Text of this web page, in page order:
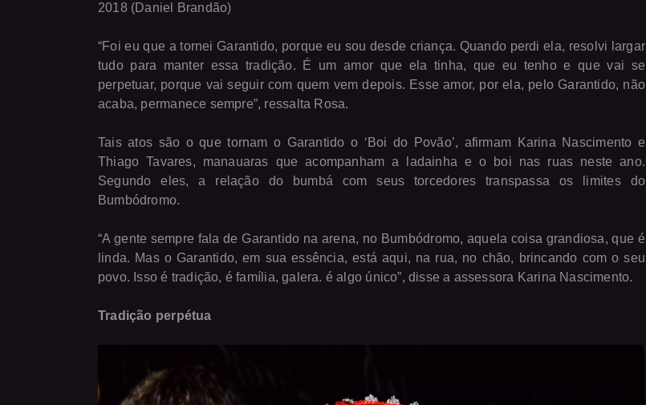
2018 (Daniel Brandão)
“Foi eu que a tornei Garantido, porque eu sou desde criança. Quando perdi ela, resolvi largar
tudo para manter essa tradição. É um amor que ela tinha, que eu tenho e que vai se
perpetuar, porque vai seguir com quem vem depois. Esse amor, por ela, pelo Garantido, não
acaba, permanece sempre”, ressalta Rosa.
Tais atos são o que tornam o Garantido o ‘Boi do Povão’, afirmam Karina Nascimento e
Thiago Tavares, manauaras que acompanham a ladainha e o boi nas ruas neste ano.
Segundo eles, a relação do bumbá com seus torcedores transpassa os limites do
Bumbódromo.
“A gente sempre fala de Garantido na arena, no Bumbódromo, aquela coisa grandiosa, que é
linda. Mas o Garantido, em sua essência, está aqui, na rua, no chão, brincando com o seu
povo. Isso é tradição, é família, galera. é algo único”, disse a assessora Karina Nascimento.
Tradição perpétua